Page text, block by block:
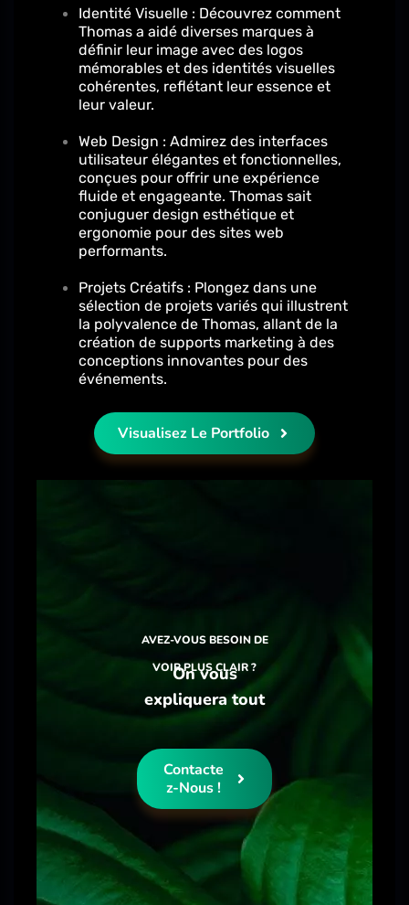
Identité Visuelle : Découvrez comment
Thomas a aidé diverses marques à
définir leur image avec des logos
mémorables et des identités visuelles
cohérentes, reflétant leur essence et
leur valeur.
Web Design : Admirez des interfaces
utilisateur élégantes et fonctionnelles,
conçues pour offrir une expérience
fluide et engageante. Thomas sait
conjuguer design esthétique et
ergonomie pour des sites web
performants.
Projets Créatifs : Plongez dans une
sélection de projets variés qui illustrent
la polyvalence de Thomas, allant de la
création de supports marketing à des
conceptions innovantes pour des
événements.
Visualisez Le Portfolio
AVEZ-VOUS BESOIN DE
VOIR PLUS CLAIR ?
On vous
expliquera tout
Contacte
Z-Nous !